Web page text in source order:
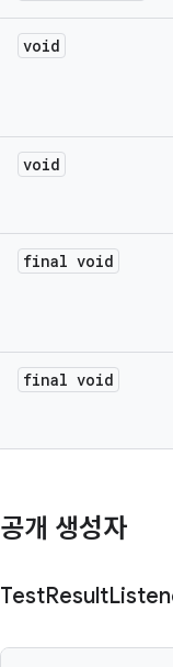
void
void
final void
final void
공개 생성자
TestResult